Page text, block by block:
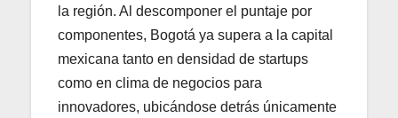
la región. Al descomponer el puntaje por
componentes, Bogotá ya supera a la capital
mexicana tanto en densidad de startups
como en clima de negocios para
innovadores, ubicándose detrás únicamente